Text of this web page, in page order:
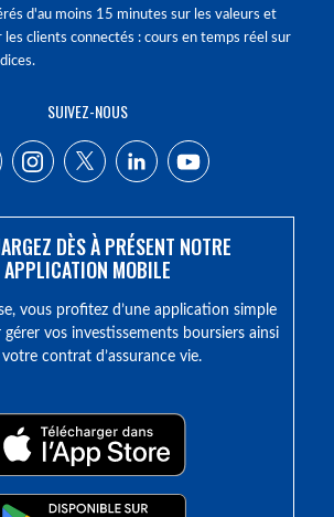
d'au moins 15 minutes sur les valeurs et
les clients connectés : cours en temps réel sur
SUIVEZ-NOUS
DÈS À PRÉSENT NOTRE
APPLICATION MOBILE
vous profitez d’une application simple
vos investissements boursiers ainsi
contrat d’assurance vie.